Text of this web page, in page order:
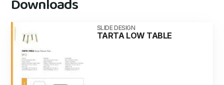
Downloads
SLIDE DESIGN
TARTA LOW TABLE